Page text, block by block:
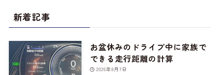
新着記事
お盆休みのドライブ中に家族で
できる走行距離の計算
2026年8月7日